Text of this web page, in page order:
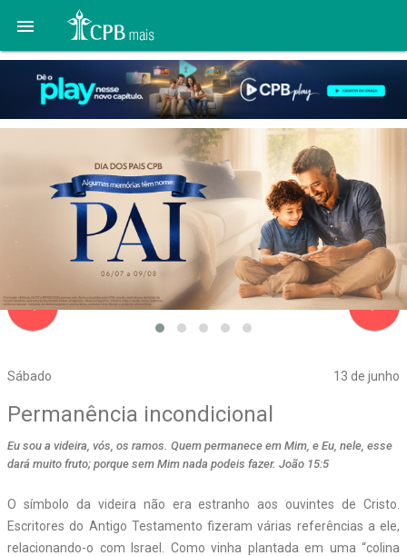

Sábado 13 de junho
navigate_before
Permanência incondicional
Eu sou a videira, vós, os ramos. Quem permanece em Mim, e Eu, nele, esse
dará muito fruto; porque sem Mim nada podeis fazer. João 15:5
O símbolo da videira não era estranho aos ouvintes de Cristo.
Escritores do Antigo Testamento fizeram várias referências a ele,
relacionando-o com Israel. Como vinha plantada em uma “colina
navigate_next